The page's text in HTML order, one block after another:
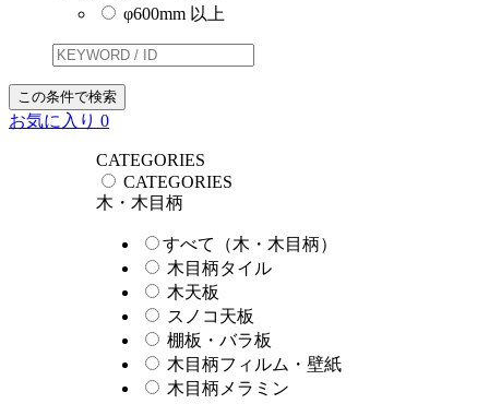
φ600mm 以上
この条件で検索
お気に入り 0
CATEGORIES
CATEGORIES
木・木目柄
すべて（木・木目柄）
木目柄タイル
木天板
スノコ天板
棚板・バラ板
木目柄フィルム・壁紙
木目柄メラミン